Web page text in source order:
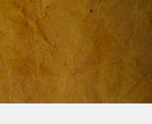
Hansel și Gretel